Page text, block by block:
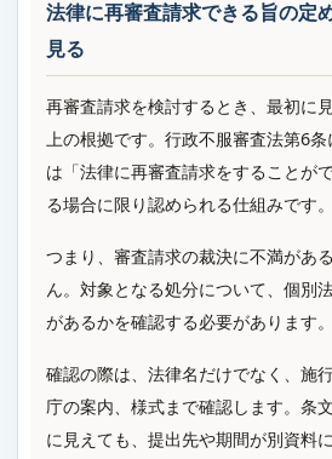
法律に再審査請求できる旨の定
見る
再審査請求を検討するとき、最初に
上の根拠です。行政不服審査法第6
は「法律に再審査請求をすることが
る場合に限り認められる仕組みです。
つまり、審査請求の裁決に不満があ
ん。対象となる処分について、個別
があるかを確認する必要があります。
確認の際は、法律名だけでなく、施
庁の案内、様式まで確認します。条
に見えても、提出先や期間が別資料